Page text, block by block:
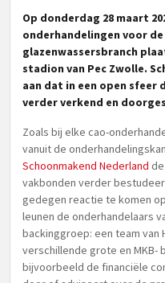
Op donderdag 28 maart
onderhandelingen voor de
glazenwassersbranch
stadion van Pec Zwolle.
aan dat in een open sfeer
verder verkend en
Zoals bij elke cao-
vanuit de
Schoonmakend Nederland
vakbonden verder
gedegen reactie te komen
leunen de onderhandelaars
backinggroep: een team van
verschillende grote en MKB-
bijvoorbeeld de financiële